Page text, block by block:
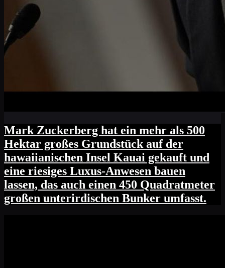
Mark Zuckerberg hat ein mehr als 500
Hektar großes Grundstück auf der
hawaiianischen Insel Kauai gekauft und
eine riesiges Luxus-Anwesen bauen
lassen, das auch einen 450 Quadratmeter
großen unterirdischen Bunker umfasst.